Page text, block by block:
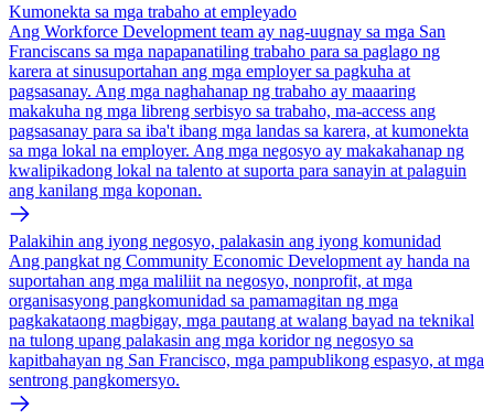
Kumonekta sa mga trabaho at empleyado
Ang Workforce Development team ay nag-uugnay sa mga San
Franciscans sa mga napapanatiling trabaho para sa paglago ng
karera at sinusuportahan ang mga employer sa pagkuha at
pagsasanay. Ang mga naghahanap ng trabaho ay maaaring
makakuha ng mga libreng serbisyo sa trabaho, ma-access ang
pagsasanay para sa iba't ibang mga landas sa karera, at kumonekta
sa mga lokal na employer. Ang mga negosyo ay makakahanap ng
kwalipikadong lokal na talento at suporta para sanayin at palaguin
ang kanilang mga koponan.
Palakihin ang iyong negosyo, palakasin ang iyong komunidad
Ang pangkat ng Community Economic Development ay handa na
suportahan ang mga maliliit na negosyo, nonprofit, at mga
organisasyong pangkomunidad sa pamamagitan ng mga
pagkakataong magbigay, mga pautang at walang bayad na teknikal
na tulong upang palakasin ang mga koridor ng negosyo sa
kapitbahayan ng San Francisco, mga pampublikong espasyo, at mga
sentrong pangkomersyo.